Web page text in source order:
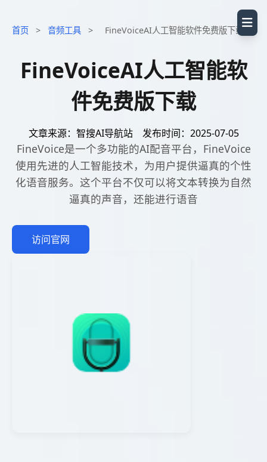
首页 > 音频工具 > FineVoiceAI人工智能软件免费版下载
FineVoiceAI人工智能软
件免费版下载
文章来源：智搜AI导航站 发布时间：2025-07-05
FineVoice是一个多功能的AI配音平台，FineVoice
使用先进的人工智能技术，为用户提供逼真的个性
化语音服务。这个平台不仅可以将文本转换为自然
逼真的声音，还能进行语音
访问官网